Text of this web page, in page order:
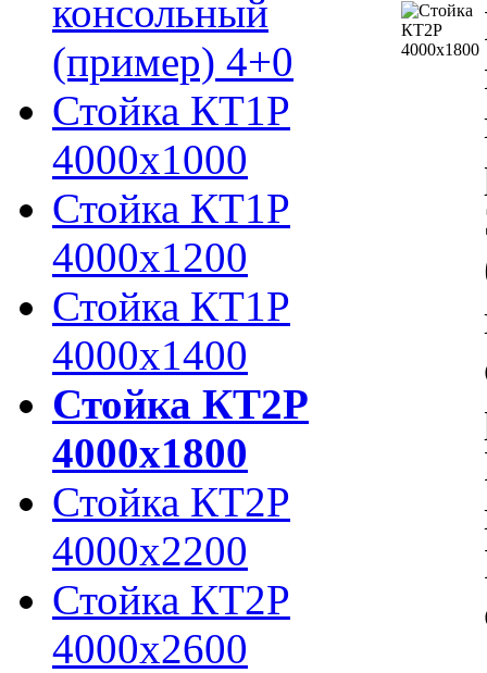
консольный
(пример) 4+0
Стойка КТ1Р
4000х1000
Стойка КТ1Р
4000х1200
Стойка КТ1Р
4000х1400
Стойка КТ2Р
4000х1800
Стойка КТ2Р
4000х2200
Стойка КТ2Р
4000х2600